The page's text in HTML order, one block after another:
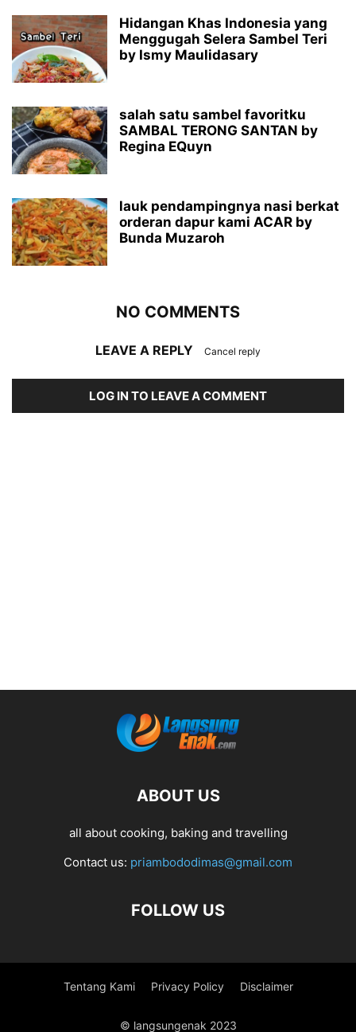
Hidangan Khas Indonesia yang
Menggugah Selera Sambel Teri
by Ismy Maulidasary
salah satu sambel favoritku
SAMBAL TERONG SANTAN by
Regina EQuyn
lauk pendampingnya nasi berkat
orderan dapur kami ACAR by
Bunda Muzaroh
NO COMMENTS
LEAVE A REPLY Cancel reply
LOG IN TO LEAVE A COMMENT
ABOUT US
all about cooking, baking and travelling
Contact us: priambododimas@gmail.com
FOLLOW US
Tentang Kami Privacy Policy Disclaimer
© langsungenak 2023